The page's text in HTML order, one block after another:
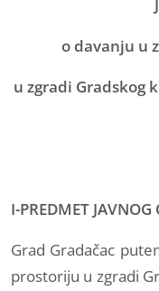
o davanju u
u zgradi Gradskog
I-PREDMET JAVNOG
Grad Gradačac
prostoriju u zgradi